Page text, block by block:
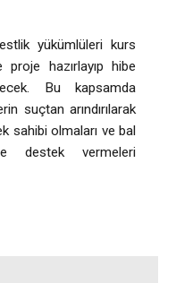
yükümlüleri kurs
proje hazırlayıp hibe
Bu kapsamda
suçtan arındırılarak
sahibi olmaları ve bal
destek vermeleri